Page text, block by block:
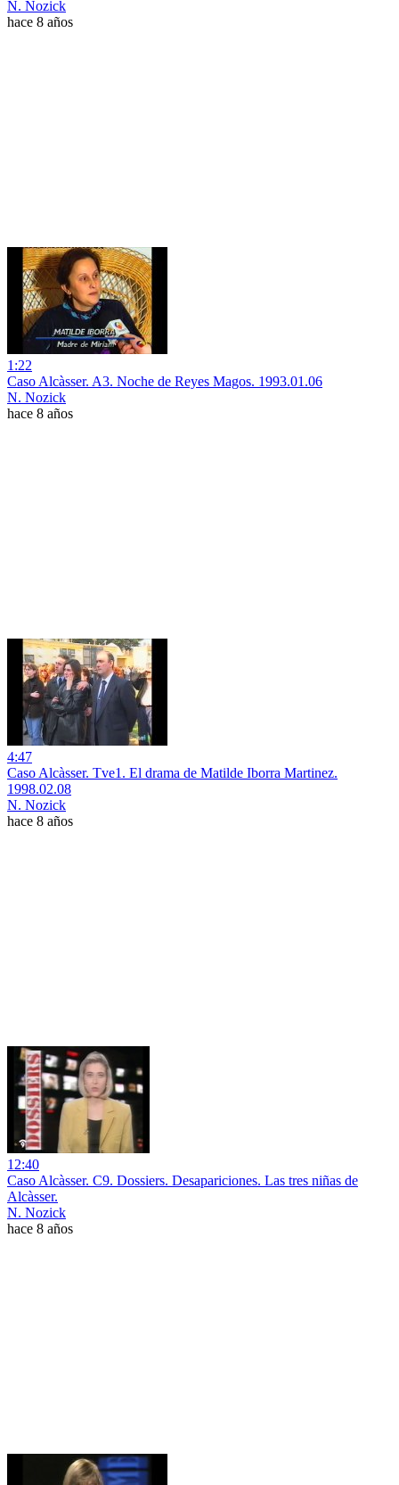
N. Nozick
hace 8 años
1:22
Caso Alcàsser. A3. Noche de Reyes Magos. 1993.01.06
N. Nozick
hace 8 años
4:47
Caso Alcàsser. Tve1. El drama de Matilde Iborra Martinez.
1998.02.08
N. Nozick
hace 8 años
12:40
Caso Alcàsser. C9. Dossiers. Desapariciones. Las tres niñas de
Alcàsser.
N. Nozick
hace 8 años